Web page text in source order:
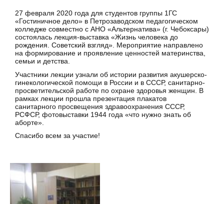
27 февраля 2020 года для студентов группы 1ГС
«Гостиничное дело» в Петрозаводском педагогическом
колледже совместно с АНО «Альтернатива» (г. Чебоксары)
состоялась лекция-выставка «Жизнь человека до
рождения. Советский взгляд». Мероприятие направлено
на формирование и проявление ценностей материнства,
семьи и детства.
Участники лекции узнали об истории развития акушерско-
гинекологической помощи в России и в СССР, санитарно-
просветительской работе по охране здоровья женщин. В
рамках лекции прошла презентация плакатов
санитарного просвещения здравоохранения СССР,
РСФСР, фотовыставки 1944 года «что нужно знать об
аборте».
Спасибо всем за участие!